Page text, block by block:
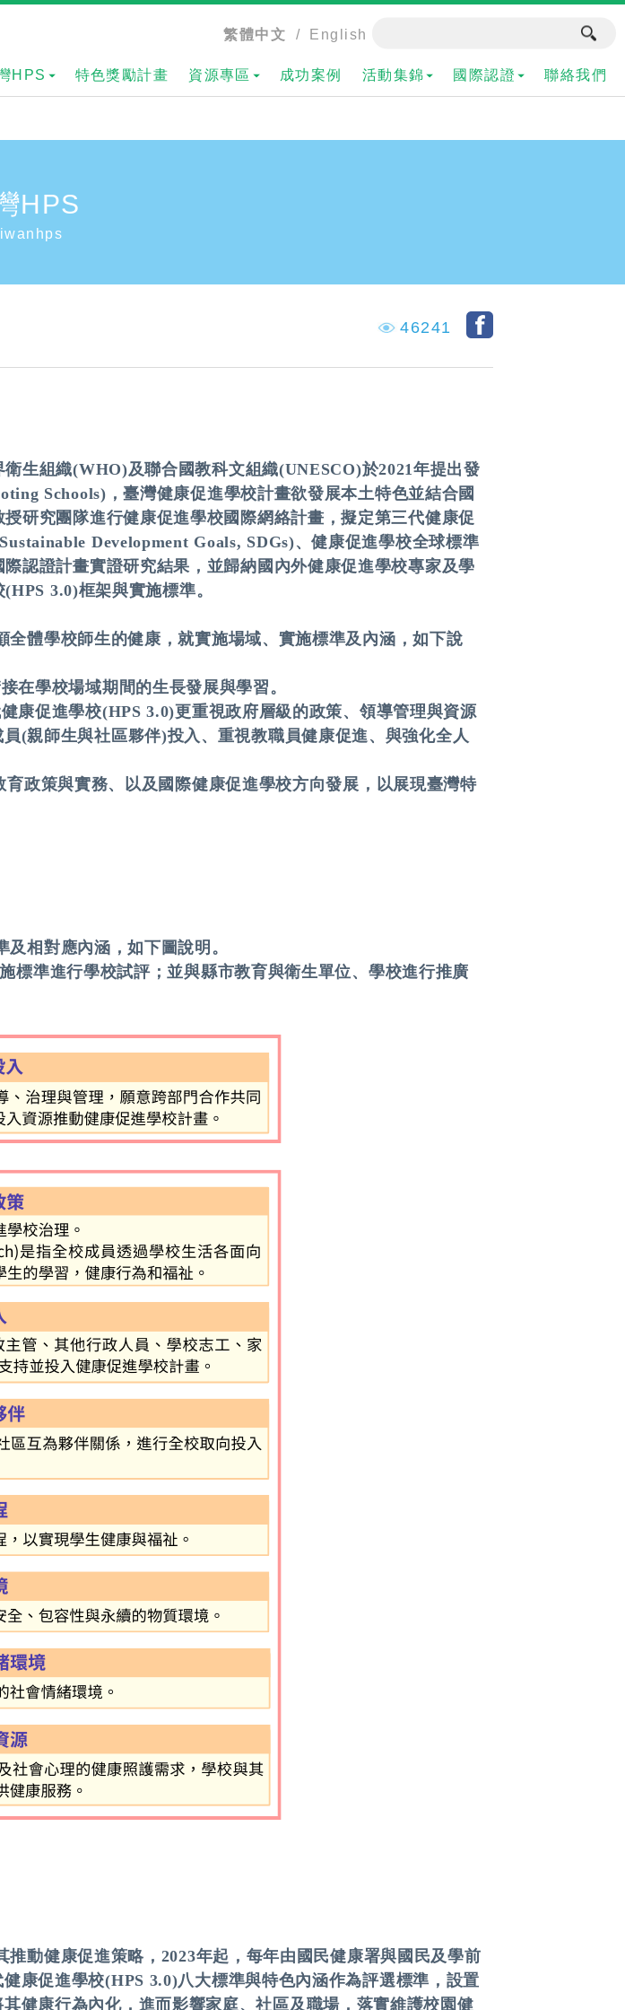
繁體中文 / English
HPS 特色獎勵計畫 資源專區 成功案例 活動集錦 國際認證 聯絡我們
HPS
46241
生組織(WHO)及聯合國教科文組織(UNESCO)於2021年提出發
Schools)，臺灣健康促進學校計畫欲發展本土特色並結合國
研究團隊進行健康促進學校國際網絡計畫，擬定第三代健康促
Development Goals, SDGs)、健康促進學校全球標準
認證計畫實證研究結果，並歸納國內外健康促進學校專家及學
3.0)框架與實施標準。
體學校師生的健康，就實施場域、實施標準及內涵，如下說
在學校場域期間的生長發展與學習。
康促進學校(HPS 3.0)更重視政府層級的政策、領導管理與資源
(親師生與社區夥伴)投入、重視教職員健康促進、與強化全人
政策與實務、以及國際健康促進學校方向發展，以展現臺灣特
相對應內涵，如下圖說明。
標準進行學校試評；並與縣市教育與衛生單位、學校進行推廣
動健康促進策略，2023年起，每年由國民健康署與國民及學前
康促進學校(HPS 3.0)八大標準與特色內涵作為評選標準，設置
健康行為內化，進而影響家庭、社區及職場，落實維護校園健